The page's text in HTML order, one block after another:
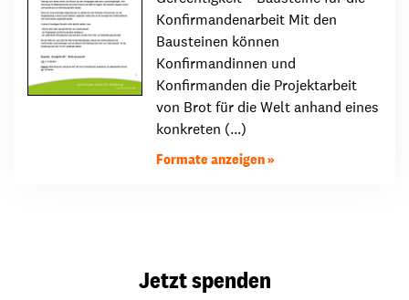
Konfirmandenarbeit Mit den
Bausteinen können
Konfirmandinnen und
Konfirmanden die Projektarbeit
von Brot für die Welt anhand eines
konkreten (...)
Formate anzeigen
Jetzt spenden